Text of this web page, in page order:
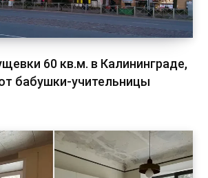
60 кв.м. в Калининграде,
бабушки-учительницы